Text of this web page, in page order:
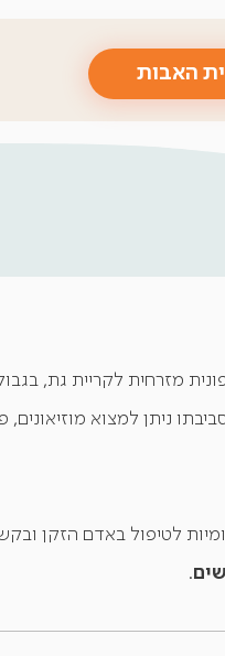
האבות
צפונית מזרחית לקריית
מתגוררים כ-700 תושבים. בקיבוץ ובסביבתו
לטיפול באדם הזקן
.